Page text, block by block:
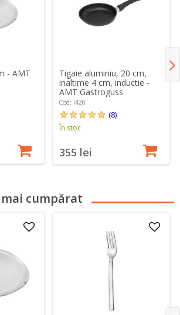
- AMT
Tigaie aluminiu, 20 cm,
inaltime 4 cm, inductie -
AMT Gastroguss
Cod: I420
(8)
În stoc
355 lei
cumpărat